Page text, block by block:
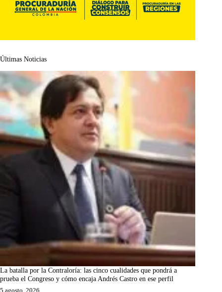
Últimas Noticias
La batalla por la Contraloría: las cinco cualidades que pondrá a
prueba el Congreso y cómo encaja Andrés Castro en ese perfil
5 agosto, 2026